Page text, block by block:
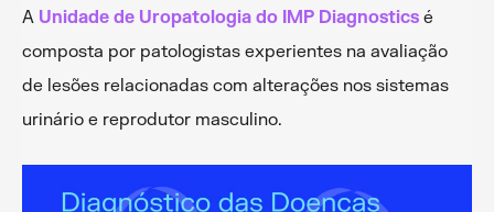
A Unidade de Uropatologia do IMP Diagnostics é
composta por patologistas experientes na avaliação
de lesões relacionadas com alterações nos sistemas
urinário e reprodutor masculino.